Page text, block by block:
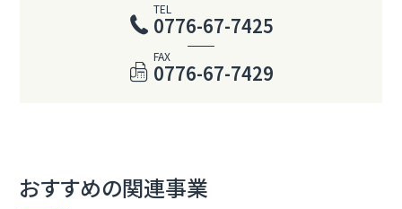
TEL
0776-67-7425
FAX
0776-67-7429
おすすめの関連事業